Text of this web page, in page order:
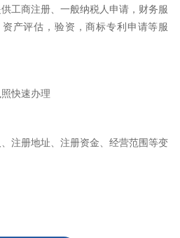
工商注册、一般纳税人申请，财务服
产评估，验资，商标专利申请等服
快速办理
注册地址、注册资金、经营范围等变